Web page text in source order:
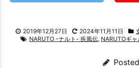
2019年12月27日 2024年11月11日
NARUTO -ナルト- 疾風伝, NARUTOギャ